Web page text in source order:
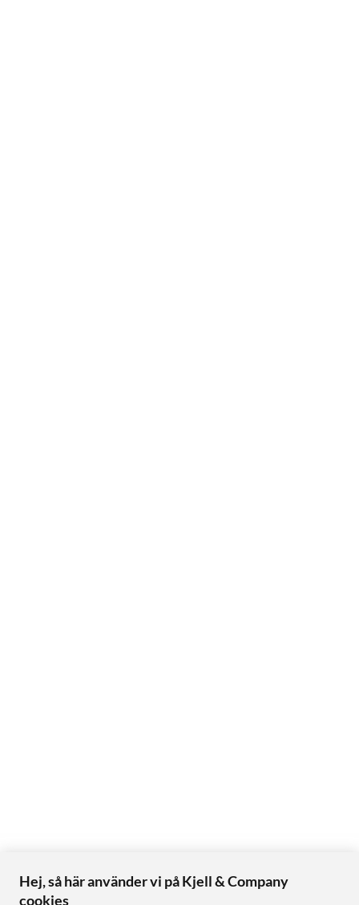
Hej, så här använder vi på Kjell & Company
cookies